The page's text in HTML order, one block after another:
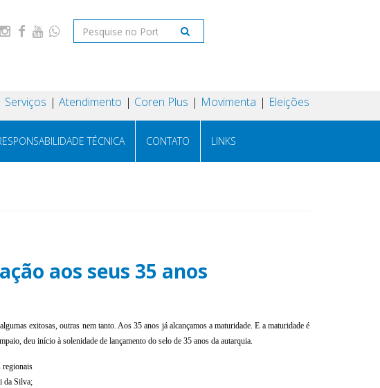
Serviços Atendimento Coren Plus Movimenta Eleições
TÉCNICA CONTATO LINKS
aos seus 35 anos
exitosas, outras nem tanto. Aos 35 anos já alcançamos a maturidade. E a maturidade é
deu início à solenidade de lançamento do selo de 35 anos da autarquia.
regionais
da Silva;